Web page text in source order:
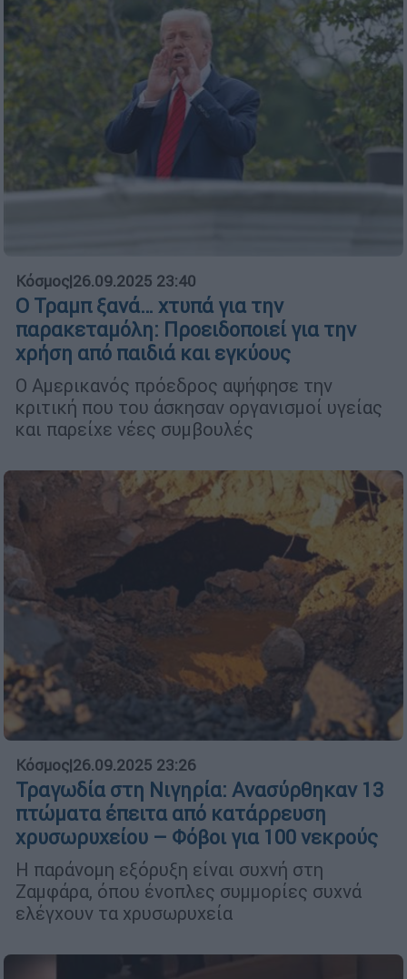
Κόσμος|26.09.2025 23:40
Ο Τραμπ ξανά… χτυπά για την
παρακεταμόλη: Προειδοποιεί για την
χρήση από παιδιά και εγκύους
Ο Αμερικανός πρόεδρος αψήφησε την
κριτική που του άσκησαν οργανισμοί υγείας
και παρείχε νέες συμβουλές
Κόσμος|26.09.2025 23:26
Τραγωδία στη Νιγηρία: Ανασύρθηκαν 13
πτώματα έπειτα από κατάρρευση
χρυσωρυχείου – Φόβοι για 100 νεκρούς
Η παράνομη εξόρυξη είναι συχνή στη
Ζαμφάρα, όπου ένοπλες συμμορίες συχνά
ελέγχουν τα χρυσωρυχεία